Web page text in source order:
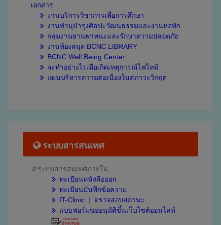
เอกสาร
งานบริการวิชาการเพื่อการศึกษา
งานทำนุบำรุงศิลปะวัฒนธรรมและงานหอพัก
กลุ่มงานยานพาหนะและรักษาความปลอดภัย
งานห้องสมุด BCNC LIBRARY
BCNC Well Being Center
จะทำอย่างไรเมื่อเกิดเหตุการณ์ไฟไหม้
แผนบริหารความต่อเนื่องในสภาวะวิกฤต
ระบบสารสนเทศ
ระบบสารสนเทศภายใน
ทะเบียนหนังสือออก
ทะเบียนบันทึกข้อความ
IT-Clinic | ตรวจสอบสถานะ
แบบฟอร์มขออนุมัติขึ้นเว็บไซต์ออนไลน์